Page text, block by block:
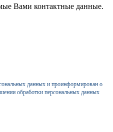
Вами контактные данные.
данных и проинформирован о
обработки персональных данных